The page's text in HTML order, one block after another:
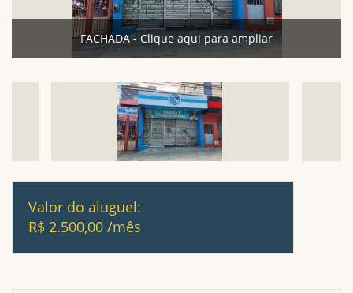
FACHADA - Clique aqui para ampliar
Valor do aluguel:
R$ 2.500,00 /mês